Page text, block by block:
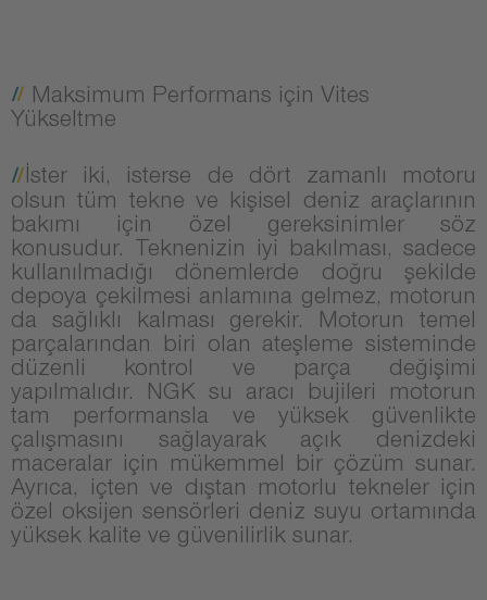
Maksimum Performans için Vites
Yükseltme
İster iki, isterse de dört zamanlı motoru
olsun tüm tekne ve kişisel deniz araçlarının
bakımı için özel gereksinimler söz
konusudur. Teknenizin iyi bakılması, sadece
kullanılmadığı dönemlerde doğru şekilde
depoya çekilmesi anlamına gelmez, motorun
da sağlıklı kalması gerekir. Motorun temel
parçalarından biri olan ateşleme sisteminde
düzenli kontrol ve parça değişimi
yapılmalıdır. NGK su aracı bujileri motorun
tam performansla ve yüksek güvenlikte
çalışmasını sağlayarak açık denizdeki
maceralar için mükemmel bir çözüm sunar.
Ayrıca, içten ve dıştan motorlu tekneler için
özel oksijen sensörleri deniz suyu ortamında
yüksek kalite ve güvenilirlik sunar.